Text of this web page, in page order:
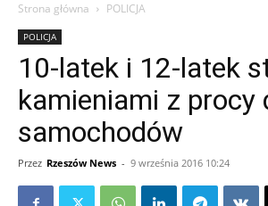
Strona główna POLICJA
POLICJA
10-latek i 12-latek
kamieniami z procy
samochodów
Przez Rzeszów News - 9 września 2016 10:24